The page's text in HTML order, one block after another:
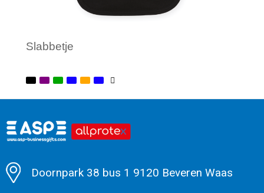
Slabbetje
Minimale afname: 1
Doornpark 38 bus 1 9120 Beveren Waas